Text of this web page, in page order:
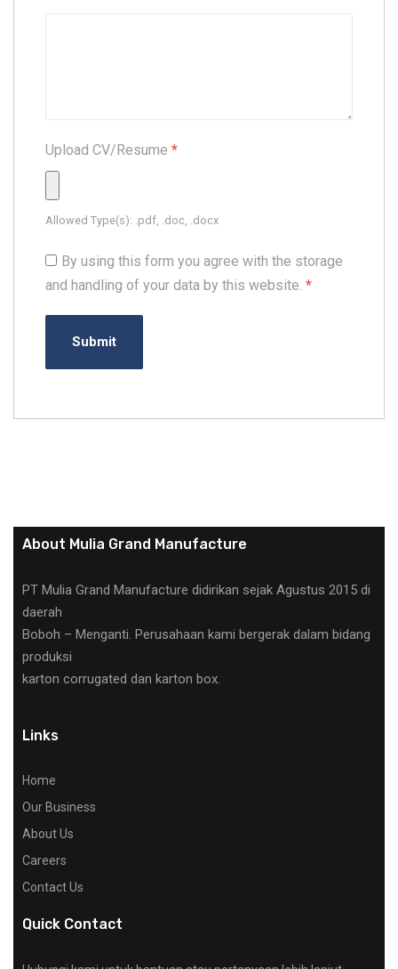
Upload CV/Resume *
Allowed Type(s): .pdf, .doc, .docx
By using this form you agree with the storage
and handling of your data by this website. *
About Mulia Grand Manufacture
PT Mulia Grand Manufacture didirikan sejak Agustus 2015 di
daerah
Boboh – Menganti. Perusahaan kami bergerak dalam bidang
produksi
karton corrugated dan karton box.
Links
Home
Our Business
About Us
Careers
Contact Us
Quick Contact